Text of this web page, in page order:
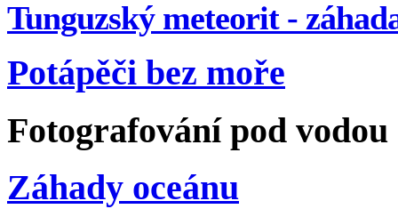
Tunguzský meteorit -
Potápěči bez moře
Fotografování pod vodou
Záhady oceánu